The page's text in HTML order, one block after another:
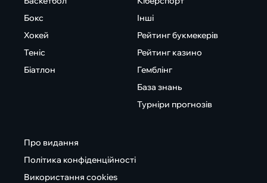
Бокс
Хокей
Теніс
Біатлон
Інші
Рейтинг букмекерів
Рейтинг казино
Гемблінг
База знань
Турніри прогнозів
Про видання
Політика конфіденційності
Використання cookies